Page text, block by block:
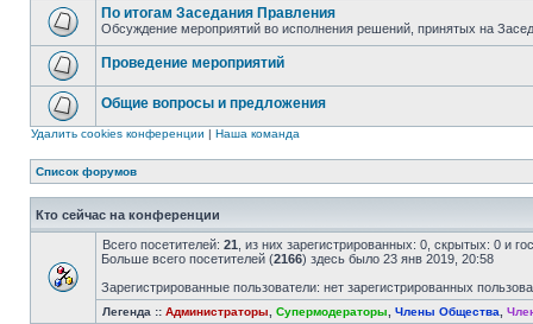
По итогам Заседания Правления
Обсуждение мероприятий во исполнения решений, принятых на
Проведение мероприятий
Общие вопросы и предложения
Удалить cookies конференции | Наша команда
Список форумов
Кто сейчас на конференции
Всего посетителей: 21 , из них зарегистрированных: 0, скрытых: 0 и
Больше всего посетителей (2166) здесь было 23 янв 2019, 20:58
Зарегистрированные пользователи: нет зарегистрированных
Легенда :: Администраторы Супермодераторы Члены Общества